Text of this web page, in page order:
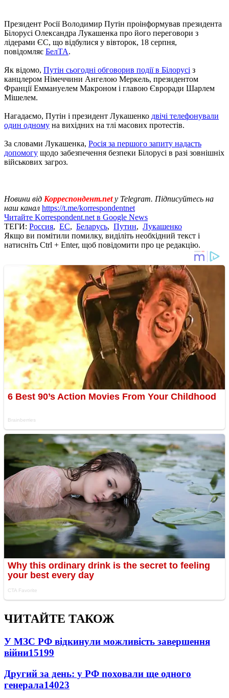
Президент Росії Володимир Путін проінформував президента
Білорусі Олександра Лукашенка про його переговори з
лідерами ЄС, що відбулися у вівторок, 18 серпня,
повідомляє БелТА.
Як відомо, Путін сьогодні обговорив події в Білорусі з
канцлером Німеччини Ангелою Меркель, президентом
Франції Еммануелем Макроном і главою Євроради Шарлем
Мішелем.
Нагадаємо, Путін і президент Лукашенко двічі телефонували
один одному на вихідних на тлі масових протестів.
За словами Лукашенка, Росія за першого запиту надасть
допомогу щодо забезпечення безпеки Білорусі в разі зовнішніх
військових загроз.
Новини від Корреспондент.net у Telegram. Підписуйтесь на
наш канал https://t.me/korrespondentnet
Читайте Korrespondent.net в Google News
ТЕГИ: Россия, ЕС, Беларусь, Путин, Лукашенко
Якщо ви помітили помилку, виділіть необхідний текст і
натисніть Ctrl + Enter, щоб повідомити про це редакцію.
ЧИТАЙТЕ ТАКОЖ
У МЗС РФ відкинули можливість завершення
війни15199
Другий за день: у РФ поховали ще одного
генерала14023